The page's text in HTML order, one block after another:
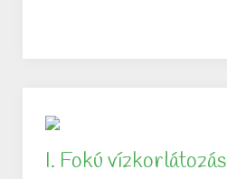
I. Fokú vízkorlátozás